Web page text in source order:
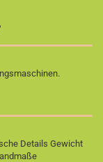
Details Gewicht